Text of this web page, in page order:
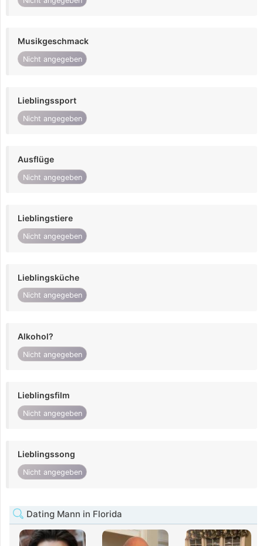
Musikgeschmack
Nicht angegeben
Lieblingssport
Nicht angegeben
Ausflüge
Nicht angegeben
Lieblingstiere
Nicht angegeben
Lieblingsküche
Nicht angegeben
Alkohol?
Nicht angegeben
Lieblingsfilm
Nicht angegeben
Lieblingssong
Nicht angegeben
Dating Mann in Florida